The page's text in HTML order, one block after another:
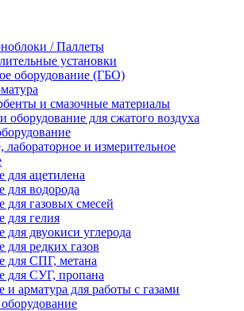
/ Паллеты
установки
оборудование (ГБО)
и смазочные материалы
оборудование для сжатого воздуха
и измерительное
для ацетилена
для водорода
для газовых смесей
для гелия
для двуокиси углерода
для редких газов
для СПГ, метана
для СУГ, пропана
и арматура для работы с газами